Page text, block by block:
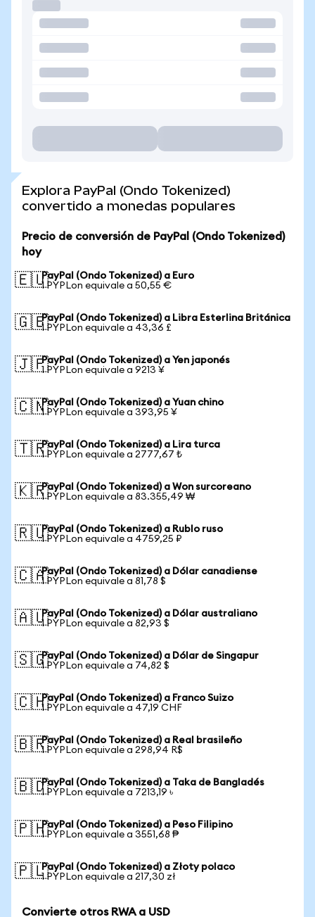
Explora PayPal (Ondo Tokenized)
convertido a monedas populares
Precio de conversión de PayPal (Ondo Tokenized)
hoy
🇪🇺PayPal (Ondo Tokenized) a Euro
1 PYPLon equivale a 50,55 €
🇬🇧PayPal (Ondo Tokenized) a Libra Esterlina Británica
1 PYPLon equivale a 43,36 £
🇯🇵PayPal (Ondo Tokenized) a Yen japonés
1 PYPLon equivale a 9213 ¥
🇨🇳PayPal (Ondo Tokenized) a Yuan chino
1 PYPLon equivale a 393,95 ¥
🇹🇷PayPal (Ondo Tokenized) a Lira turca
1 PYPLon equivale a 2777,67 ₺
🇰🇷PayPal (Ondo Tokenized) a Won surcoreano
1 PYPLon equivale a 83.355,49 ₩
🇷🇺PayPal (Ondo Tokenized) a Rublo ruso
1 PYPLon equivale a 4759,25 ₽
🇨🇦PayPal (Ondo Tokenized) a Dólar canadiense
1 PYPLon equivale a 81,78 $
🇦🇺PayPal (Ondo Tokenized) a Dólar australiano
1 PYPLon equivale a 82,93 $
🇸🇬PayPal (Ondo Tokenized) a Dólar de Singapur
1 PYPLon equivale a 74,82 $
🇨🇭PayPal (Ondo Tokenized) a Franco Suizo
1 PYPLon equivale a 47,19 CHF
🇧🇷PayPal (Ondo Tokenized) a Real brasileño
1 PYPLon equivale a 298,94 R$
🇧🇩PayPal (Ondo Tokenized) a Taka de Bangladés
1 PYPLon equivale a 7213,19 ৳
🇵🇭PayPal (Ondo Tokenized) a Peso Filipino
1 PYPLon equivale a 3551,68 ₱
🇵🇱PayPal (Ondo Tokenized) a Złoty polaco
1 PYPLon equivale a 217,30 zł
Convierte otros RWA a USD